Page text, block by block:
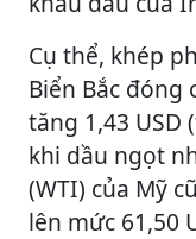
Cụ thể, khép
Biển Bắc đóng
tăng 1,43
khi dầu ngọt
(WTI) của Mỹ
lên mức 61,50